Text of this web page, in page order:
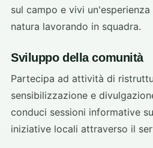
sul campo e vivi
natura lavorando in squadra.
Sviluppo della comunità
Partecipa ad attività di
sensibilizzazione e
conduci sessioni informative
iniziative locali attraverso il